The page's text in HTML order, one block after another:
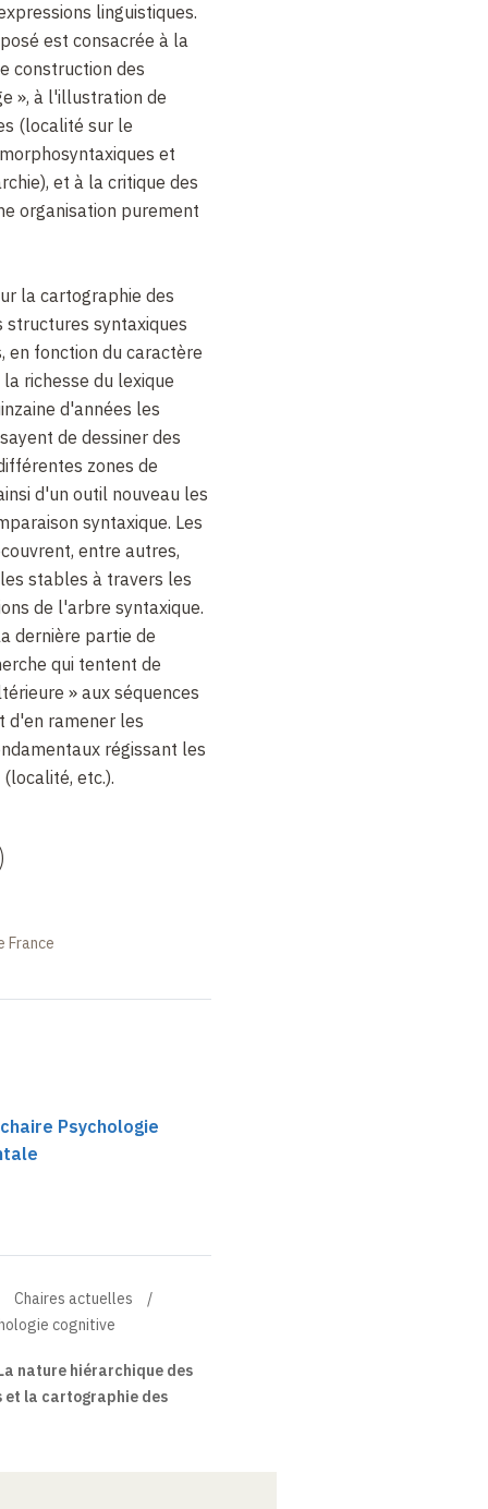
linguistiques.
est consacrée à la
construction des
», à l'illustration de
(localité sur le
et
et à la critique des
organisation purement
la cartographie des
structures syntaxiques
en fonction du caractère
richesse du lexique
d'années les
de dessiner des
zones de
d'un outil nouveau les
syntaxique. Les
entre autres,
stables à travers les
de l'arbre syntaxique.
dernière partie de
qui tentent de
» aux séquences
d'en ramener les
régissant les
etc.).
France
Psychologie
Chaires actuelles
cognitive
nature hiérarchique des
la cartographie des